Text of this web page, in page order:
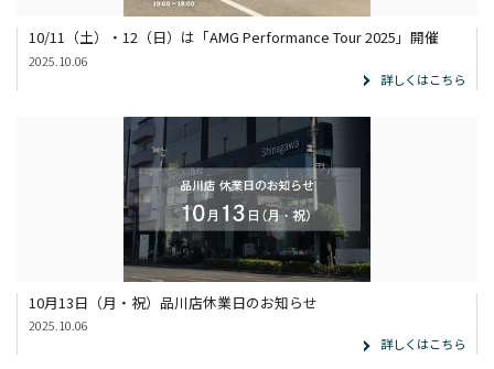
10/11（土）・12（日）は「AMG Performance Tour 2025」開催
2025.10.06
詳しくはこちら
10月13日（月・祝）品川店休業日のお知らせ
2025.10.06
詳しくはこちら